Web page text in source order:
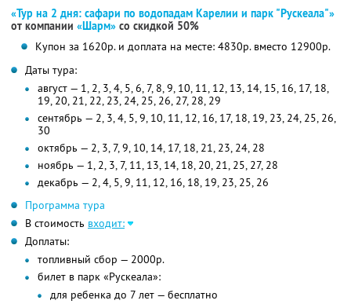
«Тур на 2 дня: сафари по водопадам Карелии и парк "Рускеала"»
от компании «Шарм» со скидкой 50%
Купон за 1620р. и доплата на месте: 4830р. вместо 12900р.
Даты тура:
август — 1, 2, 3, 4, 5, 6, 7, 8, 9, 10, 11, 12, 13, 14, 15, 16, 17, 18,
19, 20, 21, 22, 23, 24, 25, 26, 27, 28, 29
сентябрь — 2, 3, 4, 5, 9, 10, 11, 12, 16, 17, 18, 19, 23, 24, 25, 26,
30
октябрь — 2, 3, 7, 9, 10, 14, 17, 18, 21, 23, 24, 28
ноябрь — 1, 2, 3, 7, 11, 13, 14, 18, 20, 21, 25, 27, 28
декабрь — 2, 4, 5, 9, 11, 12, 16, 18, 19, 23, 25, 26
Программа тура
В стоимость входит:
Доплаты:
топливный сбор — 2000р.
билет в парк «Рускеала»:
для ребенка до 7 лет — бесплатно